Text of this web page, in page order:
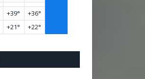
+39° +36°
+21° +22°